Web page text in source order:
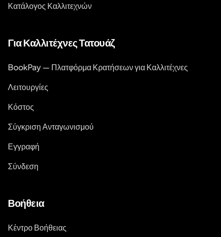
Κατάλογος Καλλιτεχνών
Για Καλλιτέχνες Τατουάζ
BookPay — Πλατφόρμα Κρατήσεων για Καλλιτέχνες
Λειτουργίες
Κόστος
Σύγκριση Ανταγωνισμού
Εγγραφή
Σύνδεση
Βοήθεια
Κέντρο Βοήθειας